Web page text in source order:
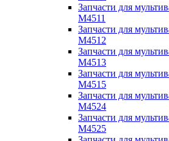
Запчасти для
M4511
Запчасти для
M4512
Запчасти для
M4513
Запчасти для
M4515
Запчасти для
M4524
Запчасти для
M4525